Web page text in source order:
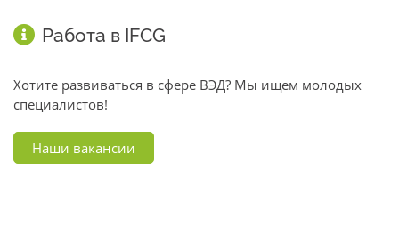
Работа в IFCG
Хотите развиваться в сфере ВЭД? Мы ищем молодых
специалистов!
Наши вакансии